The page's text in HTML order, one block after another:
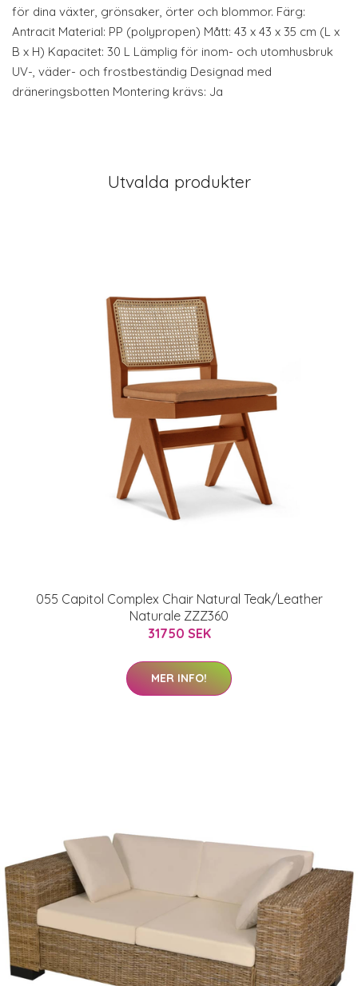
för dina växter, grönsaker, örter och blommor. Färg:
Antracit Material: PP (polypropen) Mått: 43 x 43 x 35 cm (L x
B x H) Kapacitet: 30 L Lämplig för inom- och utomhusbruk
UV-, väder- och frostbeständig Designad med
dräneringsbotten Montering krävs: Ja
Utvalda produkter
055 Capitol Complex Chair Natural Teak/Leather
Naturale ZZZ360
31750 SEK
MER INFO!